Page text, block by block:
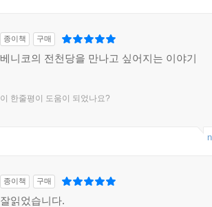
종이책 구매
베니코의 전천당을 만나고 싶어지는 이야기
이 한줄평이 도움이 되었나요?
종이책 구매
잘읽었습니다.